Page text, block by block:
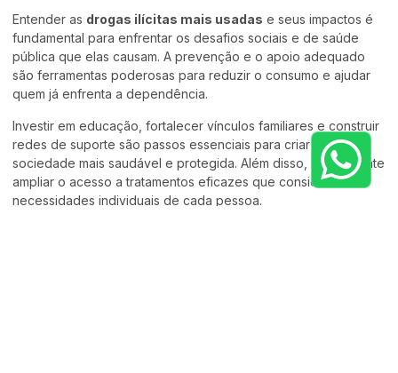
Entender as drogas ilícitas mais usadas e seus impactos é
fundamental para enfrentar os desafios sociais e de saúde
pública que elas causam. A prevenção e o apoio adequado
são ferramentas poderosas para reduzir o consumo e ajudar
quem já enfrenta a dependência.
Investir em educação, fortalecer vínculos familiares e construir
redes de suporte são passos essenciais para criar uma
sociedade mais saudável e protegida. Além disso, é importante
ampliar o acesso a tratamentos eficazes que considerem as
necessidades individuais de cada pessoa.